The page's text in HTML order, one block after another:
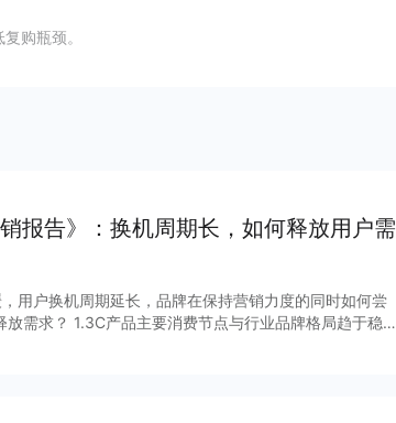
购瓶颈。
报告》：换机周期长，如何释放用户需
需求？ 1.3C产品主要消费节点与行业品牌格局趋于稳